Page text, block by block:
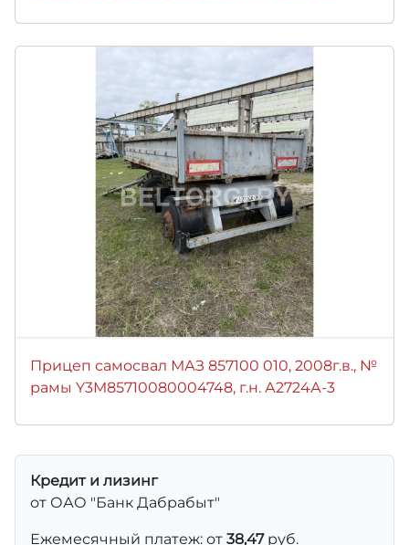
Прицеп самосвал МАЗ 857100 010, 2008г.в., №
рамы Y3M85710080004748, г.н. А2724А-3
Кредит и лизинг
от ОАО "Банк Дабрабыт"
Ежемесячный платеж: от 38,47руб.